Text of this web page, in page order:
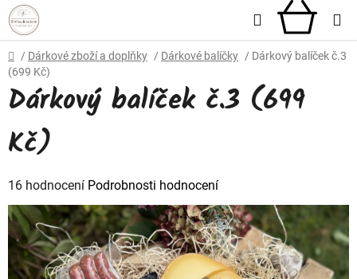
Přejít
na
obsah
Hledat
Domů
/ Dárkové zboží a doplňky / Dárkové balíčky / Dárkový balíček č.3
(699 Kč)
Dárkový balíček č.3 (699
Kč)
Průměrné
hodnocení
produktu
je
2,3
16 hodnocení Podrobnosti hodnocení